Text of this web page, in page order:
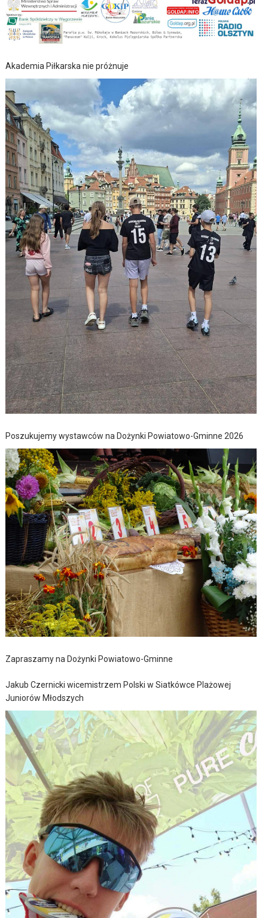
Akademia Piłkarska nie próżnuje
Poszukujemy wystawców na Dożynki Powiatowo-Gminne 2026
Zapraszamy na Dożynki Powiatowo-Gminne
Jakub Czernicki wicemistrzem Polski w Siatkówce Plażowej
Juniorów Młodszych